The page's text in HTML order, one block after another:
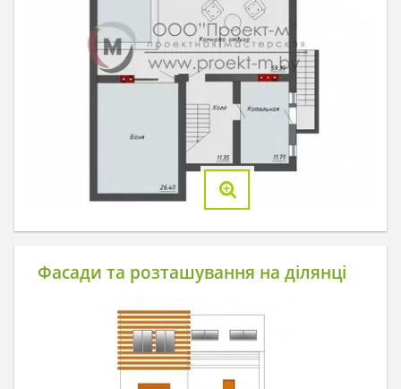
Фасади та розташування на ділянці